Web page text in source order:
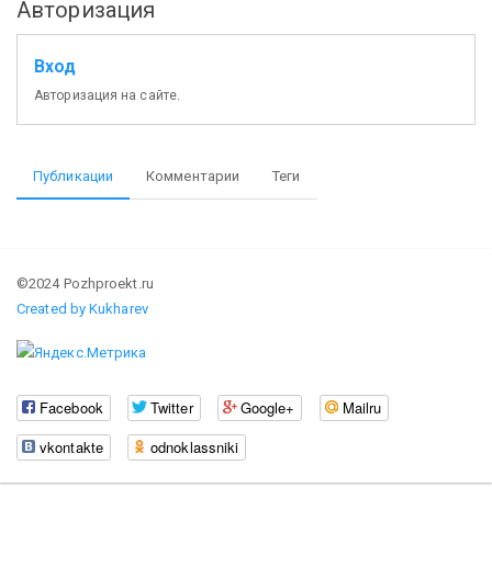
Авторизация
Вход
Авторизация на сайте.
Публикации Комментарии Теги
©2024 Pozhproekt.ru
Created by Kukharev
Facebook Twitter Google+
Mailru
vkontakte
odnoklassniki